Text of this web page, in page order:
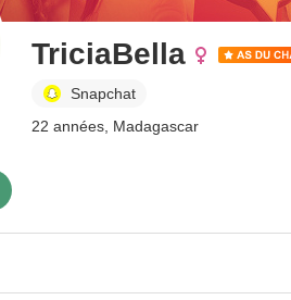
TriciaBella
Snapchat
22 années, Madagascar